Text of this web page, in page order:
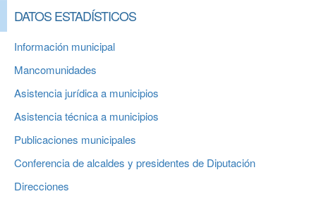
DATOS ESTADÍSTICOS
Información municipal
Mancomunidades
Asistencia jurídica a municipios
Asistencia técnica a municipios
Publicaciones municipales
Conferencia de alcaldes y presidentes de Diputación
Direcciones